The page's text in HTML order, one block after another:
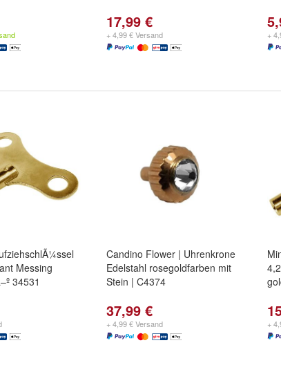
17,99 €
+ 4,99 € Versand +
Messing
34531
Candino Flower | Uhrenkrone
Edelstahl rosegoldfarben mit
Stein | C4374
37,99 €
+ 4,99 € Versand +